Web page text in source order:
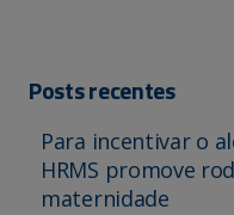
Posts recentes
Para incentivar o
HRMS promove
maternidade